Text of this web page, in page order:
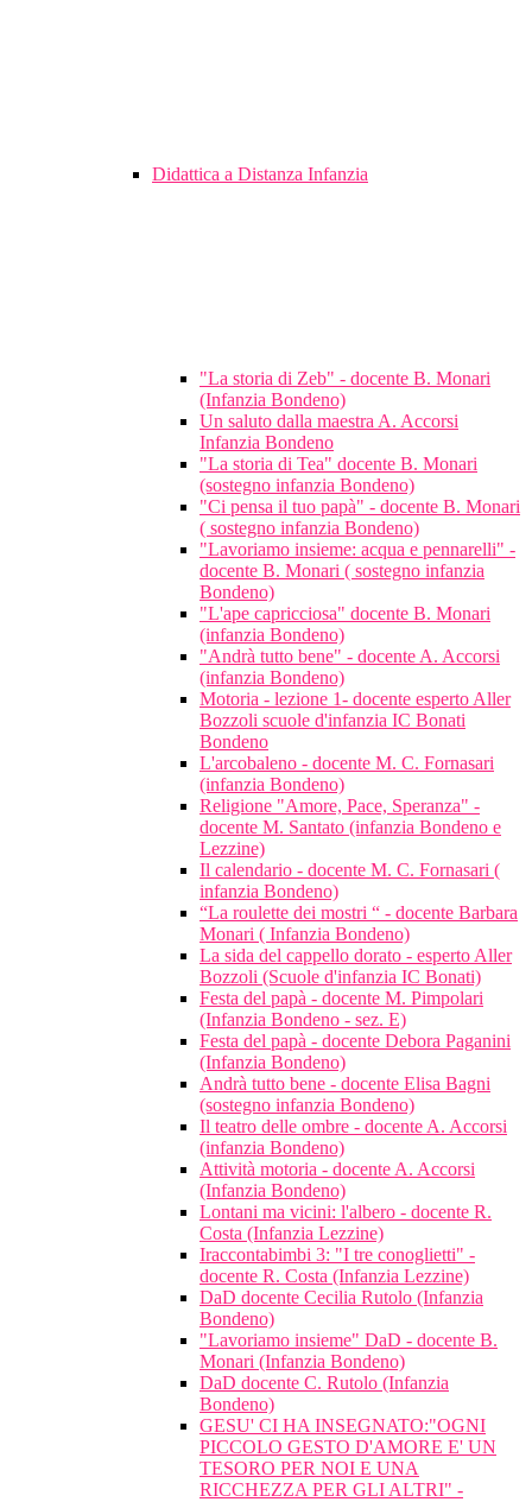
Didattica a Distanza Infanzia
"La storia di Zeb" - docente B. Monari
(Infanzia Bondeno)
Un saluto dalla maestra A. Accorsi
Infanzia Bondeno
"La storia di Tea" docente B. Monari
(sostegno infanzia Bondeno)
"Ci pensa il tuo papà" - docente B. Monari
( sostegno infanzia Bondeno)
"Lavoriamo insieme: acqua e pennarelli" -
docente B. Monari ( sostegno infanzia
Bondeno)
"L'ape capricciosa" docente B. Monari
(infanzia Bondeno)
"Andrà tutto bene" - docente A. Accorsi
(infanzia Bondeno)
Motoria - lezione 1- docente esperto Aller
Bozzoli scuole d'infanzia IC Bonati
Bondeno
L'arcobaleno - docente M. C. Fornasari
(infanzia Bondeno)
Religione "Amore, Pace, Speranza" -
docente M. Santato (infanzia Bondeno e
Lezzine)
Il calendario - docente M. C. Fornasari (
infanzia Bondeno)
“La roulette dei mostri “ - docente Barbara
Monari ( Infanzia Bondeno)
La sida del cappello dorato - esperto Aller
Bozzoli (Scuole d'infanzia IC Bonati)
Festa del papà - docente M. Pimpolari
(Infanzia Bondeno - sez. E)
Festa del papà - docente Debora Paganini
(Infanzia Bondeno)
Andrà tutto bene - docente Elisa Bagni
(sostegno infanzia Bondeno)
Il teatro delle ombre - docente A. Accorsi
(infanzia Bondeno)
Attività motoria - docente A. Accorsi
(Infanzia Bondeno)
Lontani ma vicini: l'albero - docente R.
Costa (Infanzia Lezzine)
Iraccontabimbi 3: "I tre conoglietti" -
docente R. Costa (Infanzia Lezzine)
DaD docente Cecilia Rutolo (Infanzia
Bondeno)
"Lavoriamo insieme" DaD - docente B.
Monari (Infanzia Bondeno)
DaD docente C. Rutolo (Infanzia
Bondeno)
GESU' CI HA INSEGNATO:"OGNI
PICCOLO GESTO D'AMORE E' UN
TESORO PER NOI E UNA
RICCHEZZA PER GLI ALTRI" -